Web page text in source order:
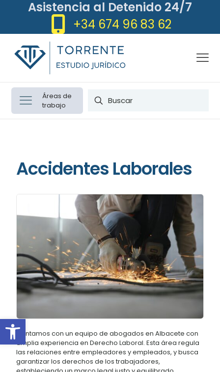
Abrir barra de herramientas
Asistencia al Detenido 24/7
+34 674 96 83 62
Áreas de
trabajo
Accidentes Laborales
Contamos con un equipo de abogados en Albacete con
amplia experiencia en Derecho Laboral. Esta área regula
las relaciones entre empleadores y empleados, y busca
garantizar los derechos de los trabajadores,